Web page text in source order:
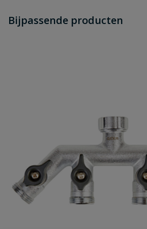
dit product?
Schrijf zelf een beoordeling
Naam
Samenvatting
Bijpassende producten